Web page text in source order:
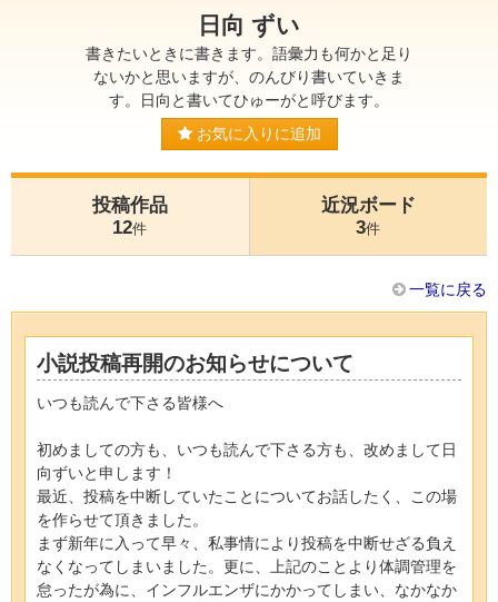
日向 ずい
書きたいときに書きます。語彙力も何かと足り
ないかと思いますが、のんびり書いていきま
す。日向と書いてひゅーがと呼びます。
お気に入りに追加
投稿作品
12件
近況ボード
3件
一覧に戻る
小説投稿再開のお知らせについて
いつも読んで下さる皆様へ
初めましての方も、いつも読んで下さる方も、改めまして日
向ずいと申します！
最近、投稿を中断していたことについてお話したく、この場
を作らせて頂きました。
まず新年に入って早々、私事情により投稿を中断せざる負え
なくなってしまいました。更に、上記のことより体調管理を
怠ったが為に、インフルエンザにかかってしまい、なかなか